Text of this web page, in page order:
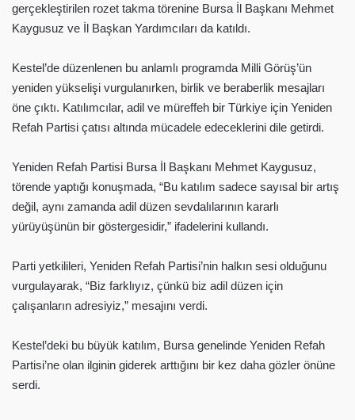
gerçekleştirilen rozet takma törenine Bursa İl Başkanı Mehmet
Kaygusuz ve İl Başkan Yardımcıları da katıldı.
Kestel’de düzenlenen bu anlamlı programda Milli Görüş’ün
yeniden yükselişi vurgulanırken, birlik ve beraberlik mesajları
öne çıktı. Katılımcılar, adil ve müreffeh bir Türkiye için Yeniden
Refah Partisi çatısı altında mücadele edeceklerini dile getirdi.
Yeniden Refah Partisi Bursa İl Başkanı Mehmet Kaygusuz,
törende yaptığı konuşmada, “Bu katılım sadece sayısal bir artış
değil, aynı zamanda adil düzen sevdalılarının kararlı
yürüyüşünün bir göstergesidir,” ifadelerini kullandı.
Parti yetkilileri, Yeniden Refah Partisi’nin halkın sesi olduğunu
vurgulayarak, “Biz farklıyız, çünkü biz adil düzen için
çalışanların adresiyiz,” mesajını verdi.
Kestel’deki bu büyük katılım, Bursa genelinde Yeniden Refah
Partisi’ne olan ilginin giderek arttığını bir kez daha gözler önüne
serdi.